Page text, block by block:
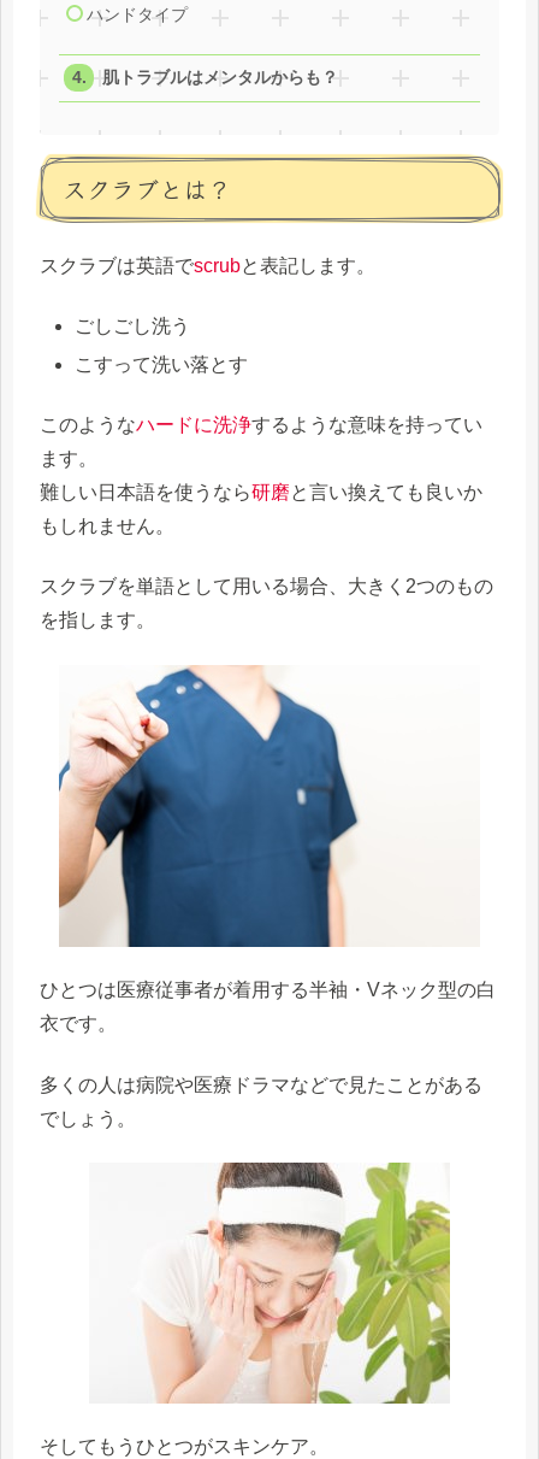
ハンドタイプ
肌トラブルはメンタルからも？
スクラブとは？
スクラブは英語でscrubと表記します。
ごしごし洗う
こすって洗い落とす
このようなハードに洗浄するような意味を持ってい
ます。
難しい日本語を使うなら研磨と言い換えても良いか
もしれません。
スクラブを単語として用いる場合、大きく2つのもの
を指します。
ひとつは医療従事者が着用する半袖・Vネック型の白
衣です。
多くの人は病院や医療ドラマなどで見たことがある
でしょう。
そしてもうひとつがスキンケア。